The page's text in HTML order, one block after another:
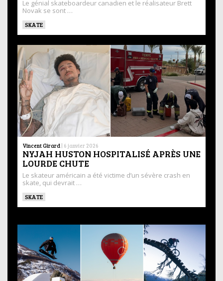
Le génial skateboardeur canadien et le réalisateur Brett
Novak se sont …
SKATE
Vincent Girard | 6 janvier 2026
NYJAH HUSTON HOSPITALISÉ APRÈS UNE
LOURDE CHUTE
Le skateur américain a été victime d’un sévère crash en
skate, qui devrait …
SKATE